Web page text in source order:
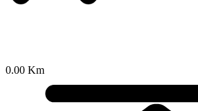
0.00 Km